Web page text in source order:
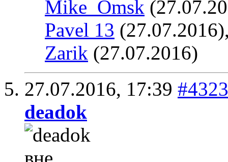
Mike_Omsk
Pavel 13
Zarik (27.07.2016)
27.07.2016, 17:39 #4323
deadok